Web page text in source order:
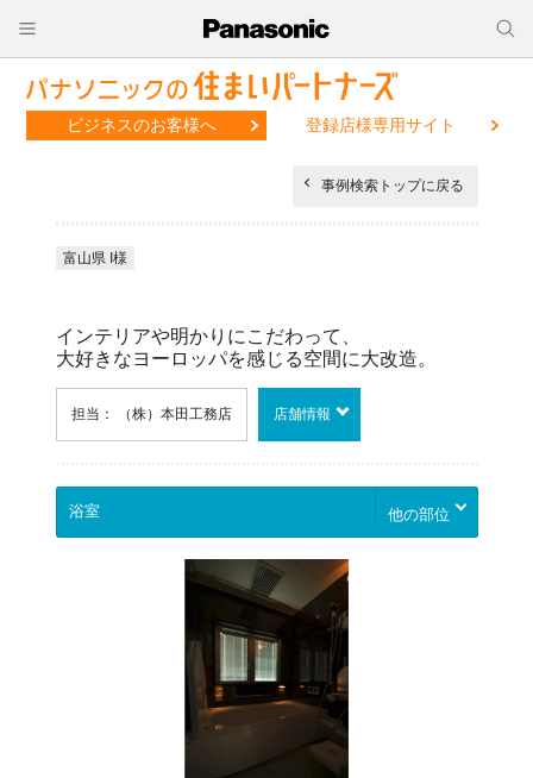
ビジネスのお客様へ 登録店様専用サイト
事例検索トップに戻る
富山県 I様
インテリアや明かりにこだわって、
大好きなヨーロッパを感じる空間に大改造。
担当： （株）本田工務店 店舗情報
他の部位